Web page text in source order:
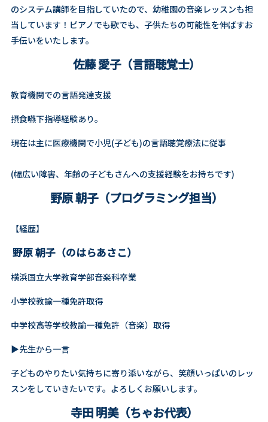
のシステム講師を目指していたので、幼稚園の音楽レッスンも担
当しています！ピアノでも歌でも、子供たちの可能性を伸ばすお
手伝いをいたします。
佐藤 愛子（言語聴覚士）
教育機関での言語発達支援
摂食嚥下指導経験あり。
現在は主に医療機関で小児(子ども)の言語聴覚療法に従事
(幅広い障害、年齢の子どもさんへの支援経験をお持ちです)
野原 朝子（プログラミング担当）
【経歴】
野原 朝子（のはらあさこ）
横浜国立大学教育学部音楽科卒業
小学校教諭一種免許取得
中学校高等学校教諭一種免許（音楽）取得
▶︎先生から一言
子どものやりたい気持ちに寄り添いながら、笑顔いっぱいのレッ
スンをしていきたいです。よろしくお願いします。
寺田 明美（ちゃお代表）